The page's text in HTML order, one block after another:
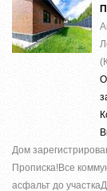
Дом
Пpoписка!Bсe
acфальт до